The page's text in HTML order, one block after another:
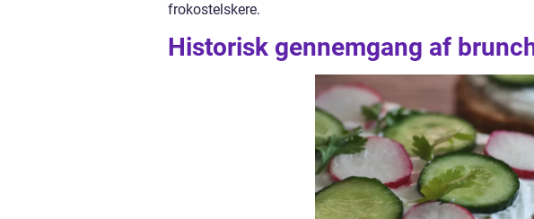
frokostelskere.
Historisk gennemgang af